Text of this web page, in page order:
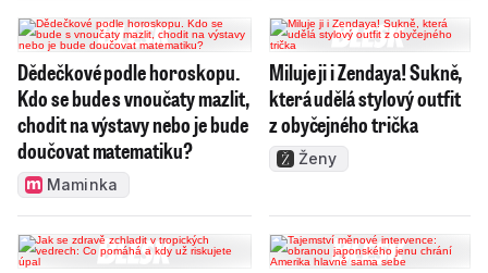
Dědečkové podle horoskopu.
Kdo se bude s vnoučaty mazlit,
chodit na výstavy nebo je bude
doučovat matematiku?
Maminka
Miluje ji i Zendaya! Sukně,
která udělá stylový outfit
z obyčejného trička
Ženy